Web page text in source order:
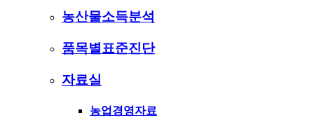
농산물소득분석
품목별표준진단
자료실
농업경영자료